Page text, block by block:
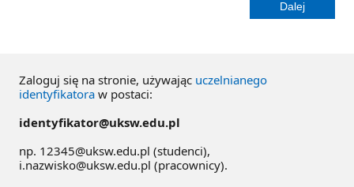
Zaloguj się na stronie, używając uczelnianego
identyfikatora w postaci:
identyfikator@uksw.edu.pl
np. 12345@uksw.edu.pl (studenci),
i.nazwisko@uksw.edu.pl (pracownicy).